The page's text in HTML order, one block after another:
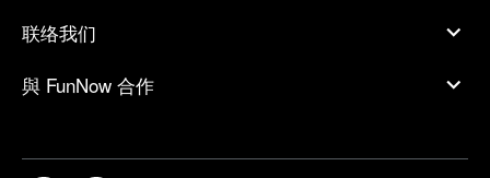
联络我们
與 FunNow 合作